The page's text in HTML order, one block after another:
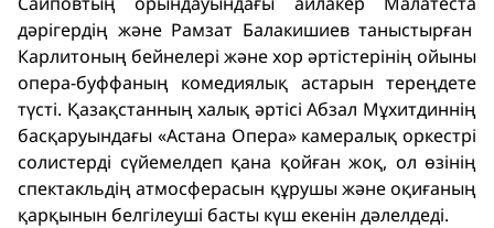
дәрігердің және Рамзат Балакишиев таныстырған
Карлитоның бейнелері және хор әртістерінің ойыны
опера-буффаның комедиялық астарын тереңдете
түсті. Қазақстанның халық әртісі Абзал Мұхитдиннің
басқаруындағы «Астана Опера» камералық оркестрі
солистерді сүйемелдеп қана қойған жоқ, ол өзінің
спектакльдің атмосферасын құрушы және оқиғаның
қарқынын белгілеуші басты күш екенін дәлелдеді.